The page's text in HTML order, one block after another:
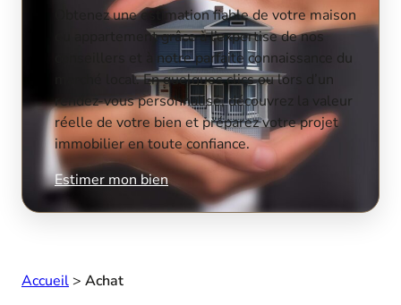
Obtenez une estimation fiable de votre maison
ou appartement grâce à l’expertise de nos
conseillers et à notre parfaite connaissance du
marché local. En quelques clics ou lors d’un
rendez-vous personnalisé, découvrez la valeur
réelle de votre bien et préparez votre projet
immobilier en toute confiance.
Estimer mon bien
Accueil > Achat